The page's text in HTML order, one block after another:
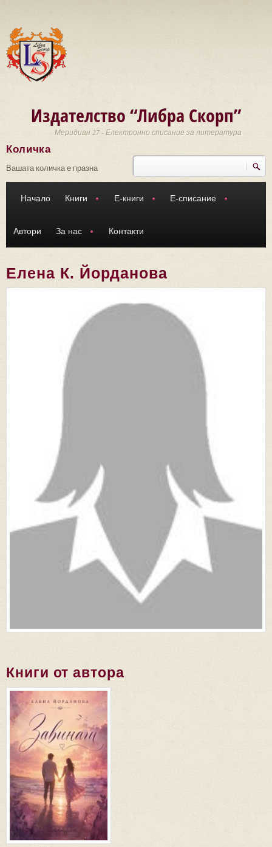
Издателство “Либра Скорп”
Меридиан 27 - Електронно списание за литература
Търси
Количка
Вашата количка е празна
Начало Книги Е-книги Е-списание
Автори За нас Контакти
Елена К. Йорданова
Книги от автора